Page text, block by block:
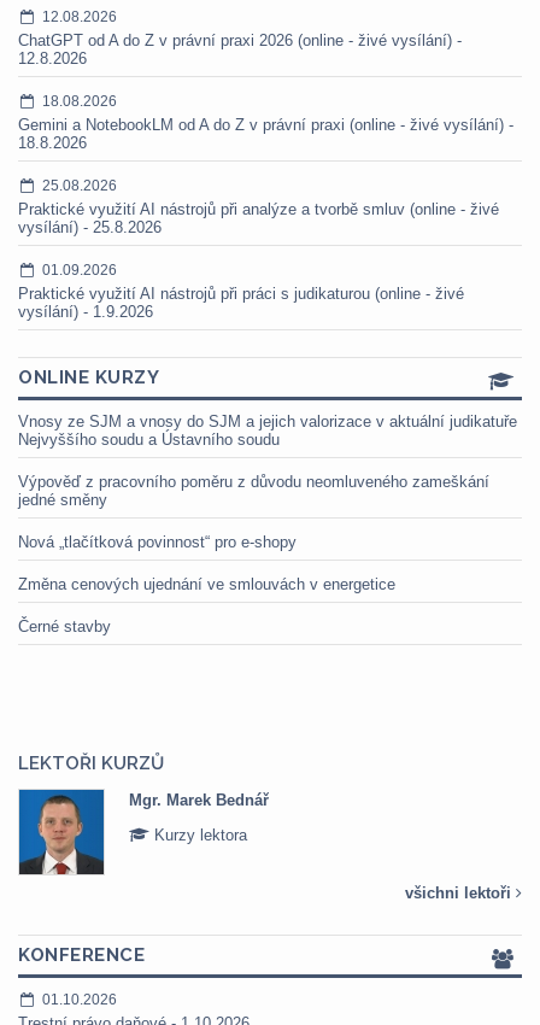
12.08.2026
ChatGPT od A do Z v právní praxi 2026 (online - živé vysílání) -
12.8.2026
18.08.2026
Gemini a NotebookLM od A do Z v právní praxi (online - živé vysílání) -
18.8.2026
25.08.2026
Praktické využití AI nástrojů při analýze a tvorbě smluv (online - živé
vysílání) - 25.8.2026
01.09.2026
Praktické využití AI nástrojů při práci s judikaturou (online - živé
vysílání) - 1.9.2026
ONLINE KURZY
Vnosy ze SJM a vnosy do SJM a jejich valorizace v aktuální judikatuře
Nejvyššího soudu a Ústavního soudu
Výpověď z pracovního poměru z důvodu neomluveného zameškání
jedné směny
Nová „tlačítková povinnost“ pro e-shopy
Změna cenových ujednání ve smlouvách v energetice
Černé stavby
LEKTOŘI KURZŮ
Mgr. Marek Bednář
Kurzy lektora
všichni lektoři
KONFERENCE
01.10.2026